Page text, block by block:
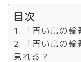
目次
「青い鳥の
「青い鳥の
見れる？